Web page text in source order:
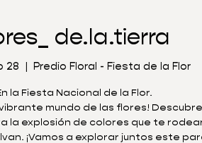
de.la.tierra
28 Predio Floral - Fiesta de la Flor
la Fiesta Nacional de la Flor.
mundo de las flores!
la explosión de colores que te
¡Vamos a explorar juntos este